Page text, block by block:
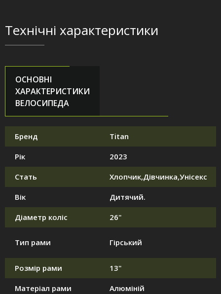
Технічні характеристики
ОСНОВНІ
ХАРАКТЕРИСТИКИ
ВЕЛОСИПЕДА
Бренд Titan
Рік 2023
Стать Хлопчик,Дівчинка,Унісекс
Вік Дитячий.
Діаметр коліс 26"
Тип рами Гірський
Розмір рами 13"
Матеріал рами Алюміній